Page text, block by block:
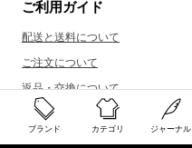
ブランド カテゴリ ジャーナル
ご利用ガイド
配送と送料について
ご注文について
返品・交換について
商品のご予約・お取り寄せについて
その他